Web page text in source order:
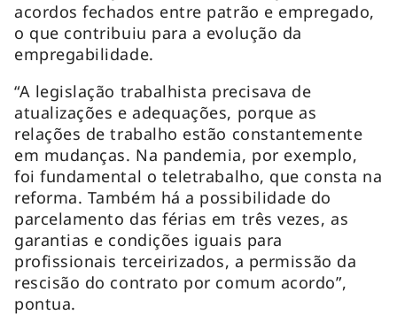
acordos fechados entre patrão e empregado,
o que contribuiu para a evolução da
empregabilidade.
“A legislação trabalhista precisava de
atualizações e adequações, porque as
relações de trabalho estão constantemente
em mudanças. Na pandemia, por exemplo,
foi fundamental o teletrabalho, que consta na
reforma. Também há a possibilidade do
parcelamento das férias em três vezes, as
garantias e condições iguais para
profissionais terceirizados, a permissão da
rescisão do contrato por comum acordo”,
pontua.